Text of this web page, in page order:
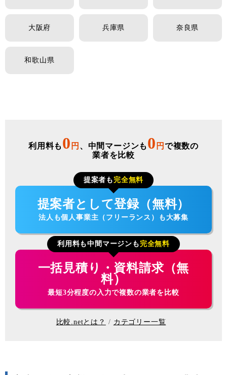
大阪府 兵庫県 奈良県
和歌山県
利用料も 0 円 、中間マージンも 0 円 で複数の
業者を比較
提案者も 完全無料
提案者として登録（無料）
法人も個人事業主（フリーランス）も大募集
利用料も中間マージンも 完全無料
一括見積り・資料請求（無
料）
最短3分程度の入力で複数の業者を比較
比較.netとは？ カテゴリー一覧